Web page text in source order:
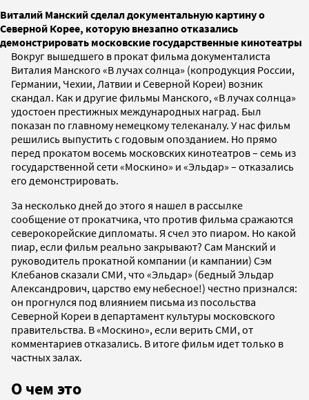
Виталий Манский сделал документальную картину о
Северной Корее, которую внезапно отказались
демонстрировать московские государственные кинотеатры
Вокруг вышедшего в прокат фильма документалиста
Виталия Манского «В лучах солнца» (копродукция России,
Германии, Чехии, Латвии и Северной Кореи) возник
скандал. Как и другие фильмы Манского, «В лучах солнца»
удостоен престижных международных наград. Был
показан по главному немецкому телеканалу. У нас фильм
решились выпустить с годовым опозданием. Но прямо
перед прокатом восемь московских кинотеатров – семь из
государственной сети «Москино» и «Эльдар» – отказались
его демонстрировать.
За несколько дней до этого я нашел в рассылке
сообщение от прокатчика, что против фильма сражаются
северокорейские дипломаты. Я счел это пиаром. Но какой
пиар, если фильм реально закрывают? Сам Манский и
руководитель прокатной компании (и кампании) Сэм
Клебанов сказали СМИ, что «Эльдар» (бедный Эльдар
Александрович, царство ему небесное!) честно признался:
он прогнулся под влиянием письма из посольства
Северной Кореи в департамент культуры московского
правительства. В «Москино», если верить СМИ, от
комментариев отказались. В итоге фильм идет только в
частных залах.
О чем это